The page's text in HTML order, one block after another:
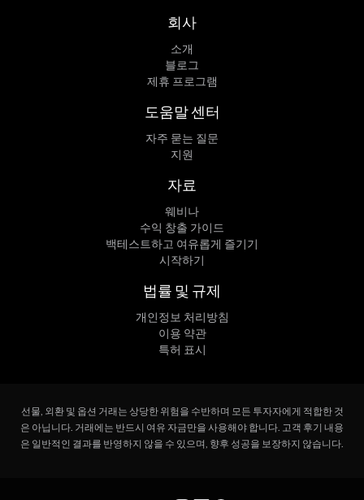
회사
소개
블로그
제휴 프로그램
도움말 센터
자주 묻는 질문
지원
자료
웨비나
수익 창출 가이드
백테스트하고 여유롭게 즐기기
시작하기
법률 및 규제
개인정보 처리방침
이용 약관
특허 표시
선물, 외환 및 옵션 거래는 상당한 위험을 수반하며 모든 투자자에게 적합한 것
은 아닙니다. 거래에는 반드시 여유 자금만을 사용해야 합니다. 고객 후기 내용
은 일반적인 결과를 반영하지 않을 수 있으며, 향후 성공을 보장하지 않습니다.